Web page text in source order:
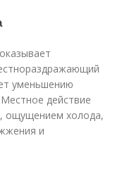
уменьшению
действие
ощущением холода,
и